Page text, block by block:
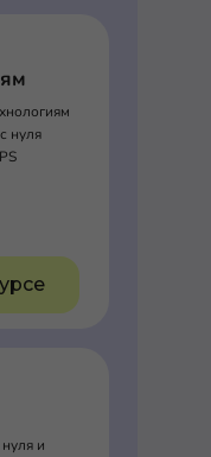
нуля
и